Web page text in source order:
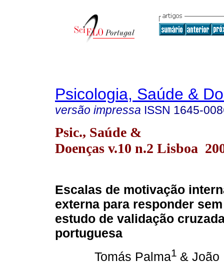
Psicologia, Saúde &
versão impressa ISSN 1645-
Psic., Saúde &
Doenças v.10 n.2 Lisboa
Escalas de motivação
externa para responder
estudo de validação
portuguesa
Tomás Palma1 & João